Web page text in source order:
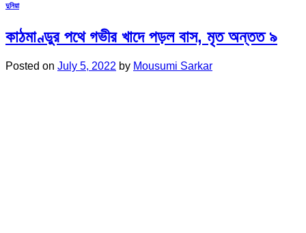
দুনিয়া
কাঠমাণ্ডুর পথে গভীর খাদে পড়ল বাস, মৃত অন্তত ৯
Posted on July 5, 2022 by Mousumi Sarkar